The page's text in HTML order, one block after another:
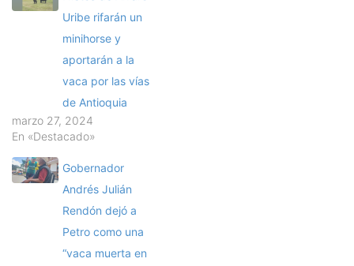
Uribe rifarán un
minihorse y
aportarán a la
vaca por las vías
de Antioquia
marzo 27, 2024
En «Destacado»
Gobernador
Andrés Julián
Rendón dejó a
Petro como una
“vaca muerta en